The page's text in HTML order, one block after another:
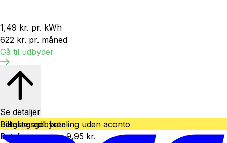
1,49 kr. pr. kWh
622 kr. pr. måned
Gå til udbyder
Se detaljer
Betalingsgebyrer
Betalingsservice: 9,95 kr.
Billigste mdl. betaling uden aconto